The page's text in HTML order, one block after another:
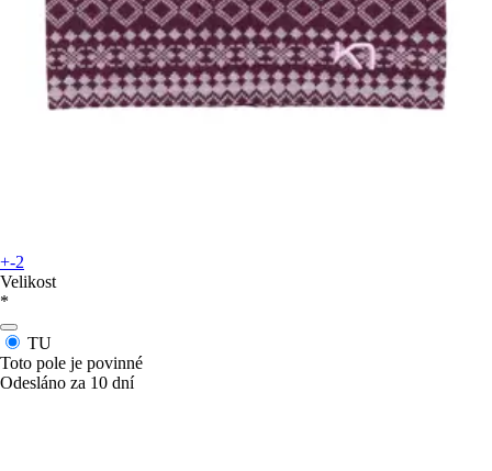
+-2
Velikost
*
TU
Toto pole je povinné
Odesláno za 10 dní